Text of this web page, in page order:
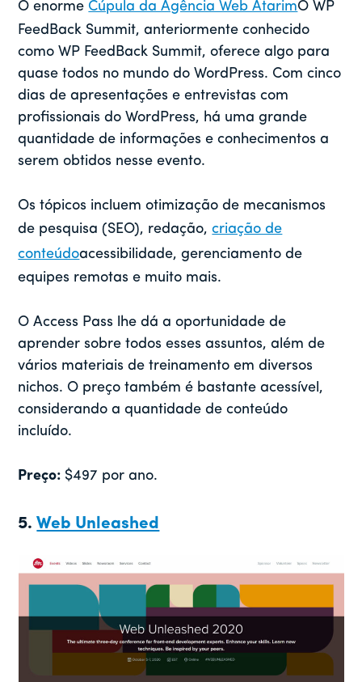
O enorme Cúpula da Agência Web AtarimO WP
FeedBack Summit, anteriormente conhecido
como WP FeedBack Summit, oferece algo para
quase todos no mundo do WordPress. Com cinco
dias de apresentações e entrevistas com
profissionais do WordPress, há uma grande
quantidade de informações e conhecimentos a
serem obtidos nesse evento.
Os tópicos incluem otimização de mecanismos
de pesquisa (SEO), redação,criação de
conteúdoacessibilidade, gerenciamento de
equipes remotas e muito mais.
O Access Pass lhe dá a oportunidade de
aprender sobre todos esses assuntos, além de
vários materiais de treinamento em diversos
nichos. O preço também é bastante acessível,
considerando a quantidade de conteúdo
incluído.
Preço: $497 por ano.
5.Web Unleashed